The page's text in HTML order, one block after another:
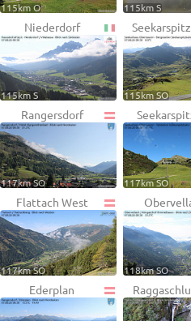
115km O 115km S
Niederdorf
115km S 115km SO
Rangersdorf
117km SO 117km SO
Flattach West
117km SO 118km SO
Ederplan